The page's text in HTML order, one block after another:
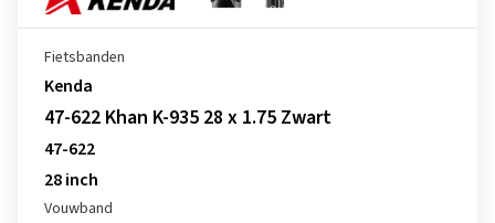
Fietsbanden
Kenda
47-622 Khan K-935 28 x 1.75 Zwart
47-622
28 inch
Vouwband